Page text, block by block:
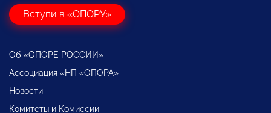
Вступи в «ОПОРУ»
Об «ОПОРЕ РОССИИ»
Ассоциация «НП «ОПОРА»
Новости
Комитеты и Комиссии